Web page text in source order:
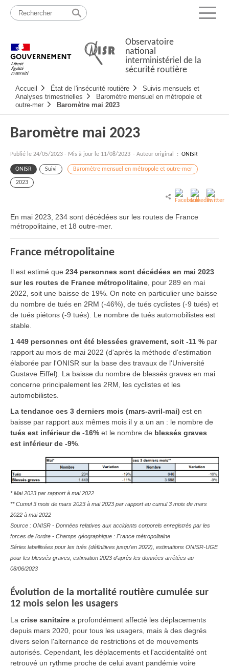
Passer
contenu
Menu
Observatoire
national
interministériel de la
sécurité routière
principale
Accueil État de l'insécurité routière
Suivis mensuels et
Analyses trimestrielles
Baromètre mensuel en métropole et
outre-mer
Baromètre mai 2023
Baromètre mai 2023
Publié le 24/05/2023 - Mis à jour le 11/08/2023 - Auteur original : ONISR
ONISR Suivi Baromètre mensuel en métropole et outre-mer
2023
En mai 2023, 234 sont décédées sur les routes de France
métropolitaine, et 18 outre-mer.
France métropolitaine
Il est estimé que 234 personnes sont décédées en mai 2023
sur les routes de France métropolitaine , pour 289 en mai
2022, soit une baisse de 19%. On note en particulier une baisse
du nombre de tués en 2RM (-46%), de tués cyclistes (-9 tués) et
de tués piétons (-9 tués). Le nombre de tués automobilistes est
stable.
1 449 personnes ont été blessées gravement, soit -11 % par
rapport au mois de mai 2022 (d'après la méthode d'estimation
élaborée par l'ONISR sur la base des travaux de l'Université
Gustave Eiffel). La baisse du nombre de blessés graves en mai
concerne principalement les 2RM, les cyclistes et les
automobilistes.
La tendance ces 3 derniers mois (mars-avril-mai) est en
baisse par rapport aux mêmes mois il y a un an : le nombre de
tués est inférieur de -16% et le nombre de blessés graves
est inférieur de -9%
* Mai 2023 par rapport à mai 2022
** Cumul 3 mois de mars 2023 à mai 2023 par rapport au cumul 3 mois de mars
2022 à mai 2022
Source : ONISR - Données relatives aux accidents corporels enregistrés par les
forces de l'ordre - Champs géographique : France métropolitaine
Séries labellisées pour les tués (définitives jusqu'en 2022), estimations ONISR-UGE
pour les blessés graves, estimation 2023 d'après les données arrêtées au
08/06/2023
Évolution de la mortalité routière cumulée sur
12 mois selon les usagers
La crise sanitaire a profondément affecté les déplacements
depuis mars 2020, pour tous les usagers, mais à des degrés
divers selon l'alternance de restrictions et de mouvements
autorisés. Cependant, les déplacements et l'accidentalité ont
retrouvé un rythme proche de celui avant pandémie voire